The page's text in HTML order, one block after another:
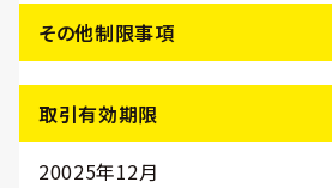
その他制限事項
取引有効期限
20025年12月